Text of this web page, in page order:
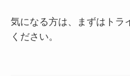
気になる方は、まずはトラ
ください。